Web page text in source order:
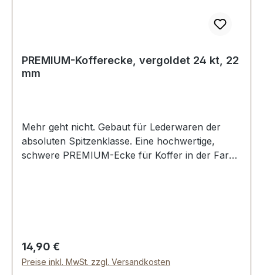
PREMIUM-Kofferecke, vergoldet 24 kt, 22
mm
Mehr geht nicht. Gebaut für Lederwaren der
absoluten Spitzenklasse. Eine hochwertige,
schwere PREMIUM-Ecke für Koffer in der Farbe
Kanten. Sehr stabil, bestens geeignet für Koffer,
Kästen, Schatullen. Maße: 22 x 22 x 22 mm |
Loch-Ø: 3,25 mm. - Die Beschläge der Serie EV-
Regulärer Preis:
14,90 €
Preise inkl. MwSt. zzgl. Versandkosten